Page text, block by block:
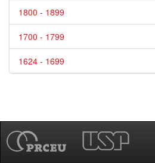
1800 - 1899
1700 - 1799
1624 - 1699